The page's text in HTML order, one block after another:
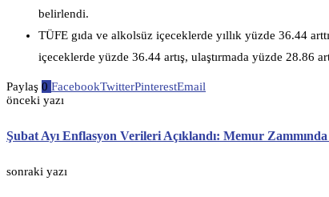
belirlendi.
TÜFE gıda ve alkolsüz içeceklerde yıllık yüzde 36.44
içeceklerde yüzde 36.44 artış, ulaştırmada yüzde 28.86
Paylaş 0 FacebookTwitterPinterestEmail
önceki yazı
Şubat Ayı Enflasyon Verileri Açıklandı: Memur
sonraki yazı